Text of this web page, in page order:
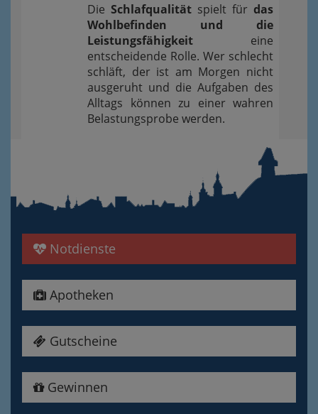
Die Schlafqualität spielt für das
Wohlbefinden und die
Leistungsfähigkeit eine
entscheidende Rolle. Wer schlecht
schläft, der ist am Morgen nicht
ausgeruht und die Aufgaben des
Alltags können zu einer wahren
Belastungsprobe werden.
Notdienste
Apotheken
Gutscheine
Gewinnen